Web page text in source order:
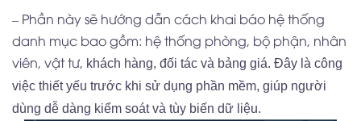
– Phần này sẽ hướng dẫn cách khai báo hệ thống
danh mục bao gồm: hệ thống phòng, bộ phận, nhân
viên, vật tư, khách hàng, đối tác và bảng giá. Đây là công
việc thiết yếu trước khi sử dụng phần mềm, giúp người
dùng dễ dàng kiểm soát và tùy biến dữ liệu.